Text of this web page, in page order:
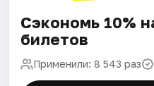
Сэкономь 10%
билетов
Применили: 8 543 раз